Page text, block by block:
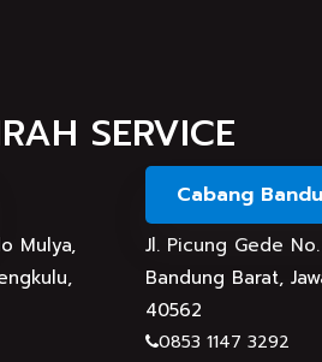
SERVICE
Mulya,
Cabang
Jl. Picung Gede
Bandung Barat,
40562
0853 1147 3292